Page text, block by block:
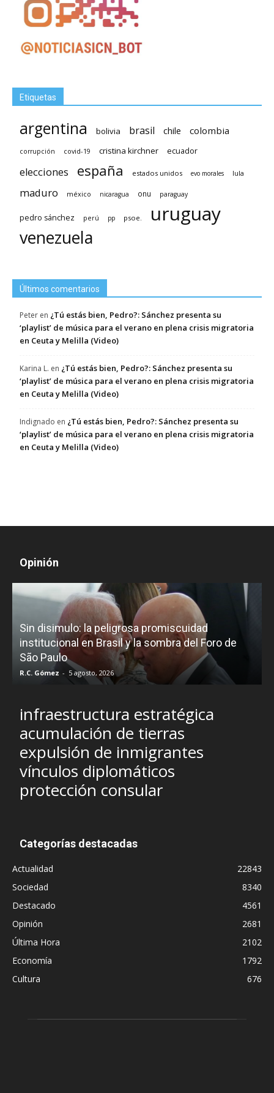
Etiquetas
argentina bolivia brasil chile colombia
corrupción covid-19 cristina kirchner ecuador
elecciones españa estados unidos evo morales lula
maduro méxico nicaragua onu paraguay
pedro sánchez perú pp psoe. uruguay
venezuela
Últimos comentarios
Peter en ¿Tú estás bien, Pedro?: Sánchez presenta su
‘playlist’ de música para el verano en plena crisis migratoria
en Ceuta y Melilla (Video)
Karina L. en ¿Tú estás bien, Pedro?: Sánchez presenta su
‘playlist’ de música para el verano en plena crisis migratoria
en Ceuta y Melilla (Video)
Indignado en ¿Tú estás bien, Pedro?: Sánchez presenta su
‘playlist’ de música para el verano en plena crisis migratoria
en Ceuta y Melilla (Video)
Opinión
Sin disimulo: la peligrosa promiscuidad
institucional en Brasil y la sombra del Foro de
São Paulo
R.C. Gómez - 5 agosto, 2026
infraestructura estratégica
acumulación de tierras
expulsión de inmigrantes
vínculos diplomáticos
protección consular
Categorías destacadas
Actualidad
22843
Sociedad
8340
Destacado
4561
Opinión
2681
Última Hora
2102
Economía
1792
Cultura
676